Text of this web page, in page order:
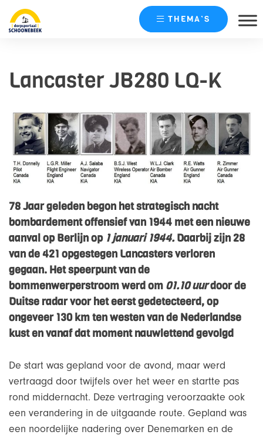
content
THEMA’S
Lancaster JB280 LQ-K
78 Jaar geleden begon het strategisch nacht
bombardement offensief van 1944 met een nieuwe
aanval op Berlijn op 1 januari 1944.Daarbij zijn 28
van de 421 opgestegen Lancasters verloren
gegaan. Het speerpunt van de
bommenwerperstroom werd om 01.10 uurdoor de
Duitse radar voor het eerst gedetecteerd, op
ongeveer 130 km ten westen van de Nederlandse
kust en vanaf dat moment nauwlettend gevolgd
De start was gepland voor de avond, maar werd
vertraagd door twijfels over het weer en startte pas
rond middernacht. Deze vertraging veroorzaakte ook
een verandering in de uitgaande route. Gepland was
een noordelijke nadering over Denemarken en de